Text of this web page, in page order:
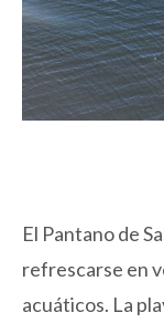
El Pantano de
refrescarse en
acuáticos. La